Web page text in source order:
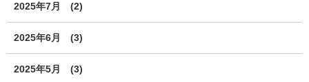
2025年7月 (2)
2025年6月 (3)
2025年5月 (3)